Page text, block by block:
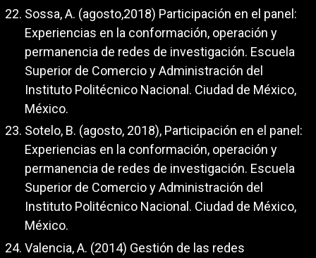
Sossa, A. (agosto,2018) Participación en el panel:
Experiencias en la conformación, operación y
permanencia de redes de investigación. Escuela
Superior de Comercio y Administración del
Instituto Politécnico Nacional. Ciudad de México,
México.
Sotelo, B. (agosto, 2018), Participación en el panel:
Experiencias en la conformación, operación y
permanencia de redes de investigación. Escuela
Superior de Comercio y Administración del
Instituto Politécnico Nacional. Ciudad de México,
México.
Valencia, A. (2014) Gestión de las redes